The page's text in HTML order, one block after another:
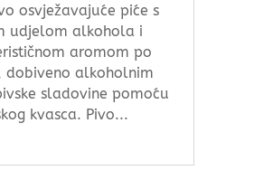
osvježavajuće piće s
udjelom alkohola i
aromom po
dobiveno alkoholnim
sladovine pomoću
kvasca. Pivo...